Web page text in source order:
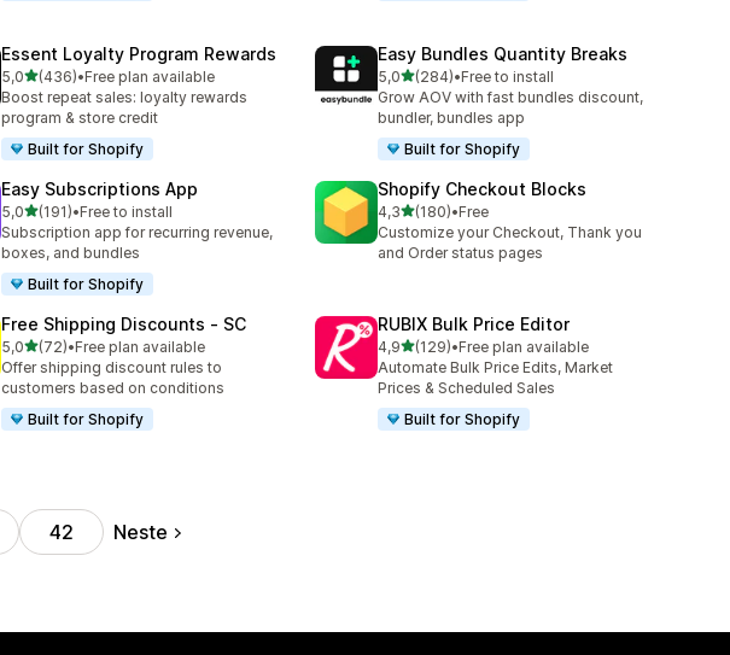
Essent Loyalty Program Rewards
5,0av 5 stjerner
(436)
Totalt 436 omtaler
•Free plan available
Boost repeat sales: loyalty rewards
program & store credit
Built for Shopify
Easy Bundles Quantity Breaks
5,0av 5 stjerner
(284)
Totalt 284 omtaler
•Free to install
Grow AOV with fast bundles discount,
bundler, bundles app
Built for Shopify
Easy Subscriptions App
5,0av 5 stjerner
(191)
Totalt 191 omtaler
•Free to install
Subscription app for recurring revenue,
boxes, and bundles
Built for Shopify
Shopify Checkout Blocks
4,3av 5 stjerner
(180)
Totalt 180 omtaler
•Free
Customize your Checkout, Thank you
and Order status pages
Free Shipping Discounts ‑ SC
5,0av 5 stjerner
(72)
Totalt 72 omtaler
•Free plan available
Offer shipping discount rules to
customers based on conditions
Built for Shopify
RUBIX Bulk Price Editor
4,9av 5 stjerner
(129)
Totalt 129 omtaler
•Free plan available
Automate Bulk Price Edits, Market
Prices & Scheduled Sales
Built for Shopify
42 Neste